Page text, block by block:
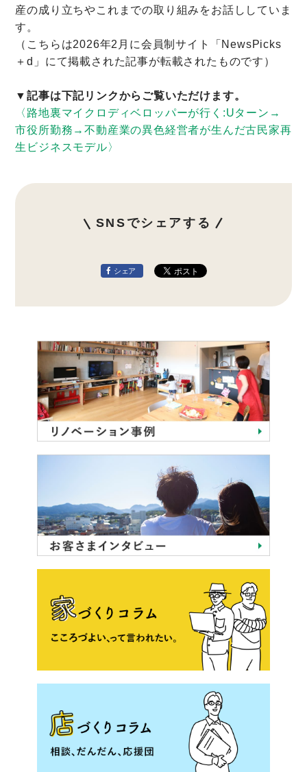
産の成り立ちやこれまでの取り組みをお話ししていま
す。
（こちらは2026年2月に会員制サイト「NewsPicks
＋d」にて掲載された記事が転載されたものです）
▼記事は下記リンクからご覧いただけます。
〈路地裏マイクロディベロッパーが行く:Uターン→
市役所勤務→不動産業の異色経営者が生んだ古民家再
生ビジネスモデル〉
SNSでシェアする
シェア